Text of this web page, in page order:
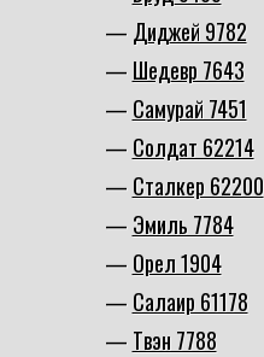
Диджей 9782
Шедевр 7643
Самурай 7451
Солдат 62214
Сталкер 62200
Эмиль 7784
Орел 1904
Салаир 61178
Твэн 7788